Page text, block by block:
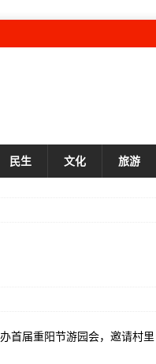
民生 文化 旅游
首届重阳节游园会，邀请村里